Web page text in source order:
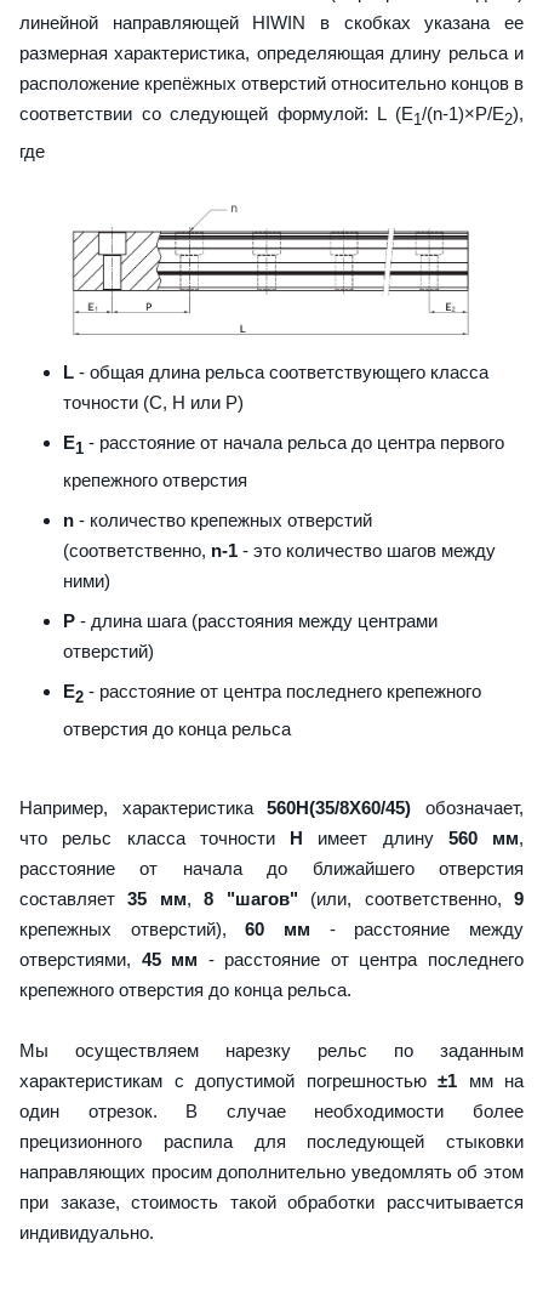
линейной направляющей HIWIN в скобках указана ее
размерная характеристика, определяющая длину рельса и
расположение крепёжных отверстий относительно концов в
соответствии со следующей формулой: L (E1/(n-1)×P/E2),
где
L - общая длина рельса соответствующего класса
точности (С, H или Р)
E1 - расстояние от начала рельса до центра первого
крепежного отверстия
n - количество крепежных отверстий
(соответственно, n-1 - это количество шагов между
ними)
P - длина шага (расстояния между центрами
отверстий)
E2 - расстояние от центра последнего крепежного
отверстия до конца рельса
Например, характеристика560H(35/8X60/45) обозначает,
что рельс класса точности H имеет длину 560 мм,
расстояние от начала до ближайшего отверстия
составляет35 мм,8 "шагов" (или, соответственно,9
крепежных отверстий),60 мм - расстояние между
отверстиями, 45 мм - расстояние от центра последнего
крепежного отверстия до конца рельса.
Мы осуществляем нарезку рельс по заданным
характеристикам с допустимой погрешностью ±1 мм на
один отрезок. В случае необходимости более
прецизионного распила для последующей стыковки
направляющих просим дополнительно уведомлять об этом
при заказе, стоимость такой обработки рассчитывается
индивидуально.